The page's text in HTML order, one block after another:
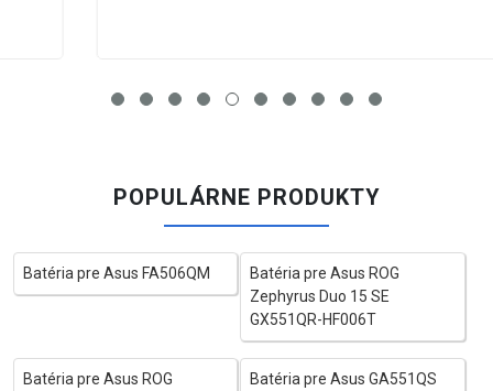
POPULÁRNE PRODUKTY
Batéria pre Asus FA506QM
Batéria pre Asus ROG
Zephyrus Duo 15 SE
GX551QR-HF006T
Batéria pre Asus ROG
Batéria pre Asus GA551QS